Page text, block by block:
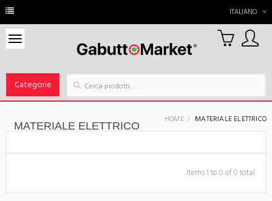
ITALIANO
Categorie
0
Carrello
HOME MATERIALE ELETTRICO
MATERIALE ELETTRICO
Items 1 to 0 of 0 total